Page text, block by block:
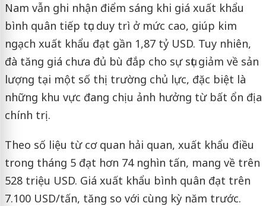
Nam vẫn ghi nhận điểm sáng khi giá xuất khẩu
bình quân tiếp tục duy trì ở mức cao, giúp kim
ngạch xuất khẩu đạt gần 1,87 tỷ USD. Tuy nhiên,
đà tăng giá chưa đủ bù đắp cho sự sụt giảm về sản
lượng tại một số thị trường chủ lực, đặc biệt là
những khu vực đang chịu ảnh hưởng từ bất ổn địa
chính trị.
Theo số liệu từ cơ quan hải quan, xuất khẩu điều
trong tháng 5 đạt hơn 74 nghìn tấn, mang về trên
528 triệu USD. Giá xuất khẩu bình quân đạt trên
7.100 USD/tấn, tăng so với cùng kỳ năm trước.